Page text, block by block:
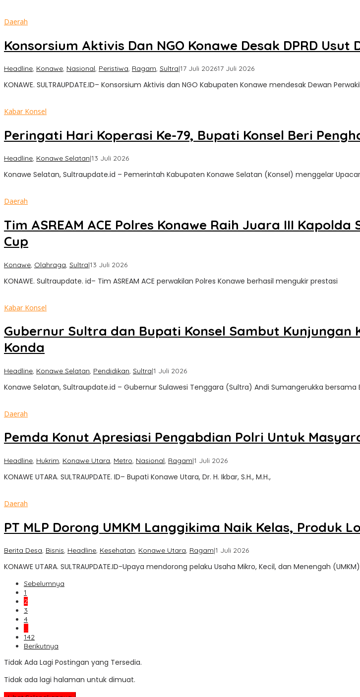
Daerah
Konsorsium Aktivis Dan NGO Konawe Desak DPRD
Headline, Konawe, Nasional, Peristiwa, Ragam, Sultra|17 Juli 202617 Juli 2026oleh
Update
KONAWE. SULTRAUPDATE.ID– Konsorsium Aktivis dan NGO Kabupaten Konawe mendesak Dewan
Kabar Konsel
Peringati Hari Koperasi Ke-79, Bupati Konsel Beri
Headline, Konawe Selatan|13 Juli 2026oleh
Update
Konawe Selatan, Sultraupdate.id – Pemerintah Kabupaten Konawe Selatan (Konsel) menggelar
Daerah
Tim ASREAM ACE Polres Konawe Raih Juara III
Cup
Konawe, Olahraga, Sultra|13 Juli 2026oleh
Update
KONAWE. Sultraupdate. id– Tim ASREAM ACE perwakilan Polres Konawe berhasil mengukir prestasi
Kabar Konsel
Gubernur Sultra dan Bupati Konsel Sambut Kunjungan
Konda
Headline, Konawe Selatan, Pendidikan, Sultra|1 Juli 2026oleh
Update
Konawe Selatan, Sultraupdate.id – Gubernur Sulawesi Tenggara (Sultra) Andi Sumangerukka bersama
Daerah
Pemda Konut Apresiasi Pengabdian Polri Untuk
Headline, Hukrim, Konawe Utara, Metro, Nasional, Ragam|1 Juli 2026oleh
Update
KONAWE UTARA. SULTRAUPDATE. ID– Bupati Konawe Utara, Dr. H. Ikbar, S.H., M.H.,
Daerah
PT MLP Dorong UMKM Langgikima Naik Kelas, Produk
Berita Desa, Bisnis, Headline, Kesehatan, Konawe Utara, Ragam|1 Juli 2026oleh
Update
KONAWE UTARA. SULTRAUPDATE.ID-Upaya mendorong pelaku Usaha Mikro, Kecil, dan Menengah
Sebelumnya
1
2
3
4
…
142
Berikutnya
Tidak Ada Lagi Postingan yang Tersedia.
Tidak ada lagi halaman untuk dimuat.